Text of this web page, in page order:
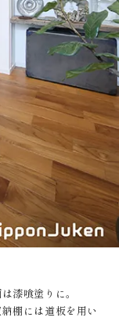
漆喰塗りに。
棚には道板を用い